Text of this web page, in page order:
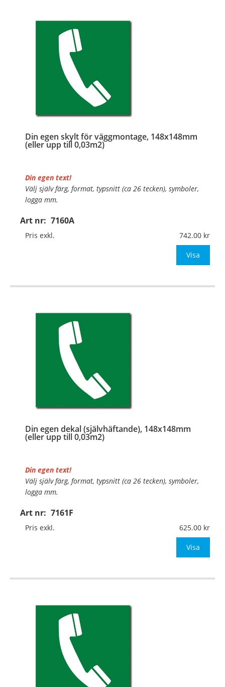
Din egen skylt för väggmontage, 148x148mm
(eller upp till 0,03m2)
Art nr: 7160A
Din egen text!
Välj själv färg, format, typsnitt (ca 26 tecken), symboler,
logga mm.
Material:Plan aluminium, 0,7mm (väggmontage)
Mått:148x148mm (eller annat mått upp till 0,03m²)
Pris exkl. 742.00
Visa
Din egen dekal (självhäftande), 148x148mm
(eller upp till 0,03m2)
Art nr: 7161F
Din egen text!
Välj själv färg, format, typsnitt (ca 26 tecken), symboler,
logga mm.
Material:Självhäftande folie
Mått:148x148mm (eller annat mått upp till 0,03m²)
Pris exkl. 625.00
Visa